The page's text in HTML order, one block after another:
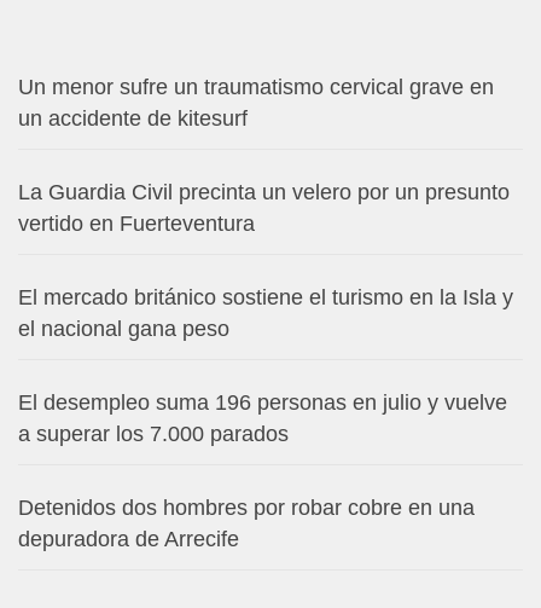
Un menor sufre un traumatismo cervical grave en
un accidente de kitesurf
La Guardia Civil precinta un velero por un presunto
vertido en Fuerteventura
El mercado británico sostiene el turismo en la Isla y
el nacional gana peso
El desempleo suma 196 personas en julio y vuelve
a superar los 7.000 parados
Detenidos dos hombres por robar cobre en una
depuradora de Arrecife